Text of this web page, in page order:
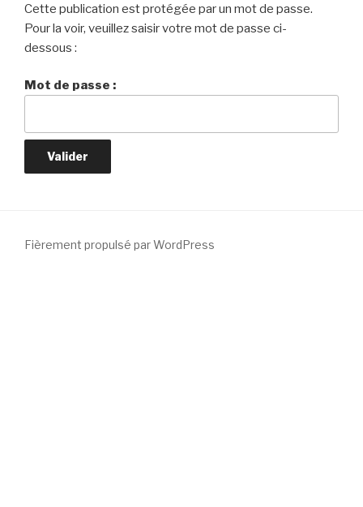
Cette publication est protégée par un mot de passe.
Pour la voir, veuillez saisir votre mot de passe ci-
dessous :
Mot de passe :
Fièrement propulsé par WordPress